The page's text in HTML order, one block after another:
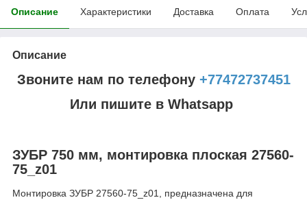
Описание Характеристики Доставка Оплата
Описание
Звоните нам по телефону +77472737451
Или пишите в Whatsapp
ЗУБР 750 мм, монтировка плоская 27560-
75_z01
Монтировка ЗУБР 27560-75_z01, предназначена для